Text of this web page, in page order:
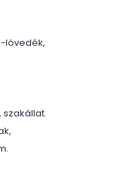
lövedék,